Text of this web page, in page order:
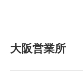
大阪営業所